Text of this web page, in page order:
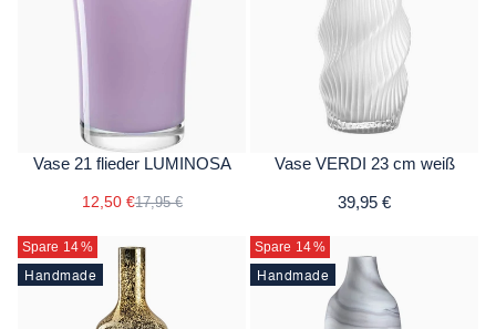
Vase 21 flieder LUMINOSA
12,50 €17,95 €
Vase VERDI 23 cm weiß
39,95 €
Spare 14%
Handmade
Spare 14%
Handmade